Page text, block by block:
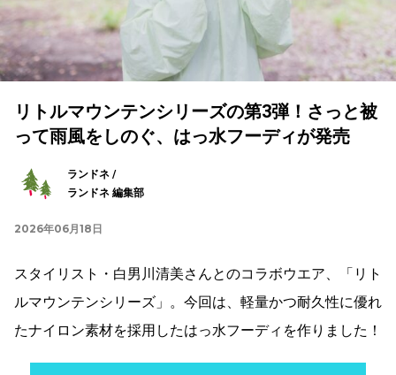
リトルマウンテンシリーズの第3弾！さっと被
って雨風をしのぐ、はっ水フーディが発売
ランドネ /
ランドネ 編集部
2026年06月18日
スタイリスト・白男川清美さんとのコラボウエア、「リト
ルマウンテンシリーズ」。今回は、軽量かつ耐久性に優れ
たナイロン素材を採用したはっ水フーディを作りました！